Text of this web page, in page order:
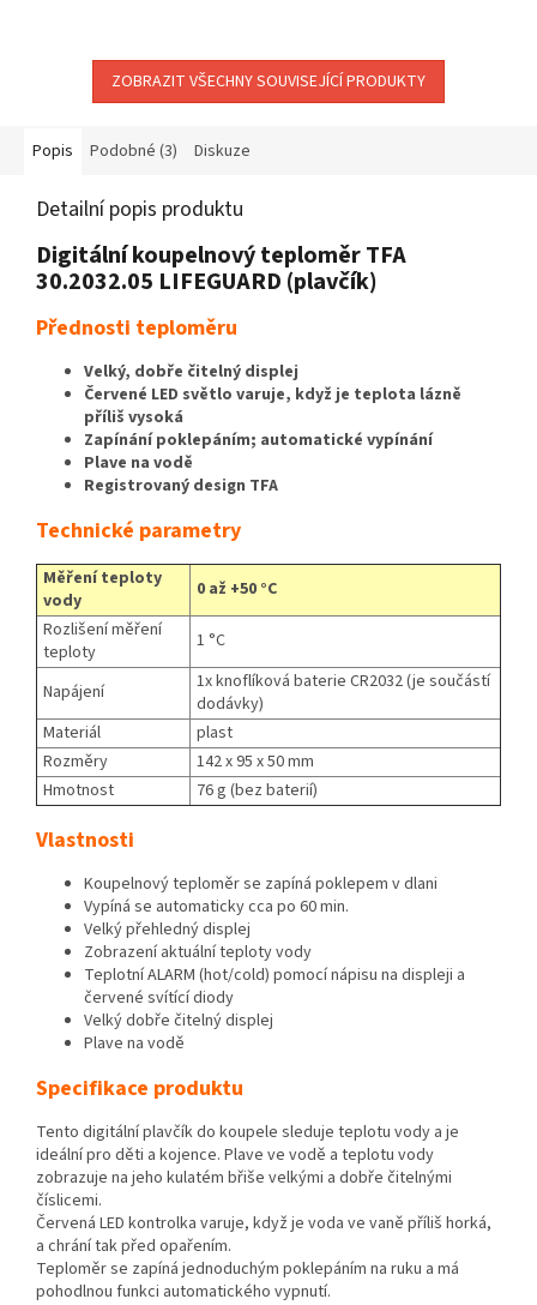
ZOBRAZIT VŠECHNY SOUVISEJÍCÍ PRODUKTY
Popis Podobné (3) Diskuze
Detailní popis produktu
Digitální koupelnový teploměr TFA
30.2032.05 LIFEGUARD (plavčík)
Přednosti teploměru
Velký, dobře čitelný displej
Červené LED světlo varuje, když je teplota lázně
příliš vysoká
Zapínání poklepáním; automatické vypínání
Plave na vodě
Registrovaný design TFA
Technické parametry
Měření teploty
vody
0 až +50 °C
Rozlišení měření
teploty
1 °C
Napájení
1x knoflíková baterie CR2032 (je součástí
dodávky)
Materiál
plast
Rozměry
142 x 95 x 50 mm
Hmotnost
76 g (bez baterií)
Vlastnosti
Koupelnový teploměr se zapíná poklepem v dlani
Vypíná se automaticky cca po 60 min.
Velký přehledný displej
Zobrazení aktuální teploty vody
Teplotní ALARM (hot/cold) pomocí nápisu na displeji a
červené svítící diody
Velký dobře čitelný displej
Plave na vodě
Specifikace produktu
Tento digitální plavčík do koupele sleduje teplotu vody a je
ideální pro děti a kojence. Plave ve vodě a teplotu vody
zobrazuje na jeho kulatém břiše velkými a dobře čitelnými
číslicemi.
Červená LED kontrolka varuje, když je voda ve vaně příliš horká,
a chrání tak před opařením.
Teploměr se zapíná jednoduchým poklepáním na ruku a má
pohodlnou funkci automatického vypnutí.